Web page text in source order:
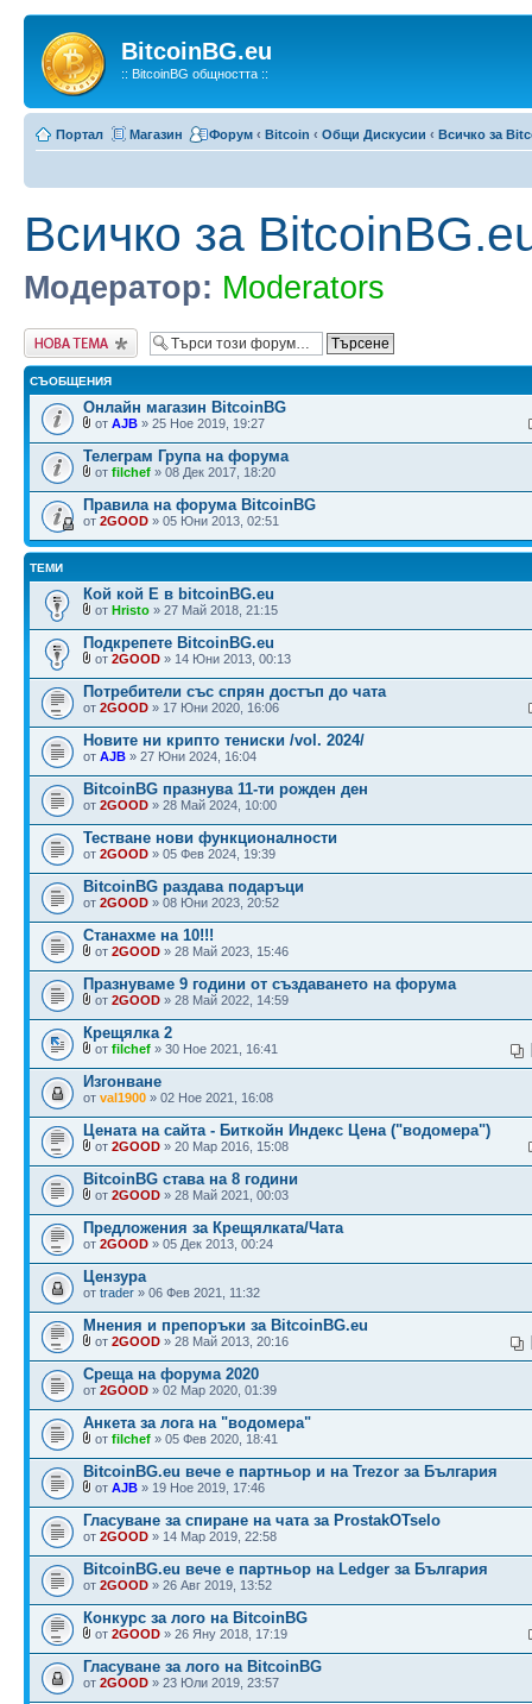
BitcoinBG.eu
:: BitcoinBG общността ::
Портал Магазин Форум ‹ Bitcoin ‹ Общи Дискусии ‹ Всичко за
Всичко за
Модератор: Moderators
Публикувай нова
тема
СЪОБЩЕНИЯ
Онлайн магазин BitcoinBG
от AJB » 25 Ное 2019, 19:27
Телеграм Група на форума
от filchef » 08 Дек 2017, 18:20
Правила на форума BitcoinBG
от 2GOOD » 05 Юни 2013, 02:51
ТЕМИ
Кой кой Е в bitcoinBG.eu
от Hristo » 27 Май 2018, 21:15
Подкрепете BitcoinBG.eu
от 2GOOD » 14 Юни 2013, 00:13
Потребители със спрян достъп до чата
от 2GOOD » 17 Юни 2020, 16:06
Новите ни крипто тениски /vol. 2024/
от AJB » 27 Юни 2024, 16:04
BitcoinBG празнува 11-ти рожден ден
от 2GOOD » 28 Май 2024, 10:00
Тестване нови функционалности
от 2GOOD » 05 Фев 2024, 19:39
BitcoinBG раздава подаръци
от 2GOOD » 08 Юни 2023, 20:52
Станахме на 10!!!
от 2GOOD » 28 Май 2023, 15:46
Празнуваме 9 години от създаването на форума
от 2GOOD » 28 Май 2022, 14:59
Крещялка 2
от filchef » 30 Ное 2021, 16:41
Изгонване
от val1900 » 02 Ное 2021, 16:08
Цената на сайта - Биткойн Индекс Цена ("водомера")
от 2GOOD » 20 Мар 2016, 15:08
BitcoinBG става на 8 години
от 2GOOD » 28 Май 2021, 00:03
Предложения за Крещялката/Чата
от 2GOOD » 05 Дек 2013, 00:24
Цензура
от trader » 06 Фев 2021, 11:32
Мнения и препоръки за BitcoinBG.eu
от 2GOOD » 28 Май 2013, 20:16
Среща на форума 2020
от 2GOOD » 02 Мар 2020, 01:39
Анкета за лога на "водомера"
от filchef » 05 Фев 2020, 18:41
BitcoinBG.eu вече е партньор и на Trezor за България
от AJB » 19 Ное 2019, 17:46
Гласуване за спиране на чата за ProstakOTselo
от 2GOOD » 14 Мар 2019, 22:58
BitcoinBG.eu вече е партньор на Ledger за България
от 2GOOD » 26 Авг 2019, 13:52
Конкурс за лого на BitcoinBG
от 2GOOD » 26 Яну 2018, 17:19
Гласуване за лого на BitcoinBG
от 2GOOD » 23 Юли 2019, 23:57